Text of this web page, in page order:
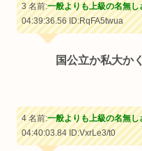
3 名前:一般よりも上級の名無し
04:39:36.56ID:RqFA5twua
国公立か私大か
4 名前:一般よりも上級の名無し
04:40:03.84ID:VxrLe3/t0